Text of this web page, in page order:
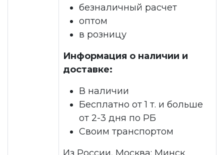
безналичный расчет
оптом
в розницу
Информация о наличии и
доставке:
В наличии
Бесплатно от 1 т. и больше
от 2-3 дня по РБ
Своим транспортом